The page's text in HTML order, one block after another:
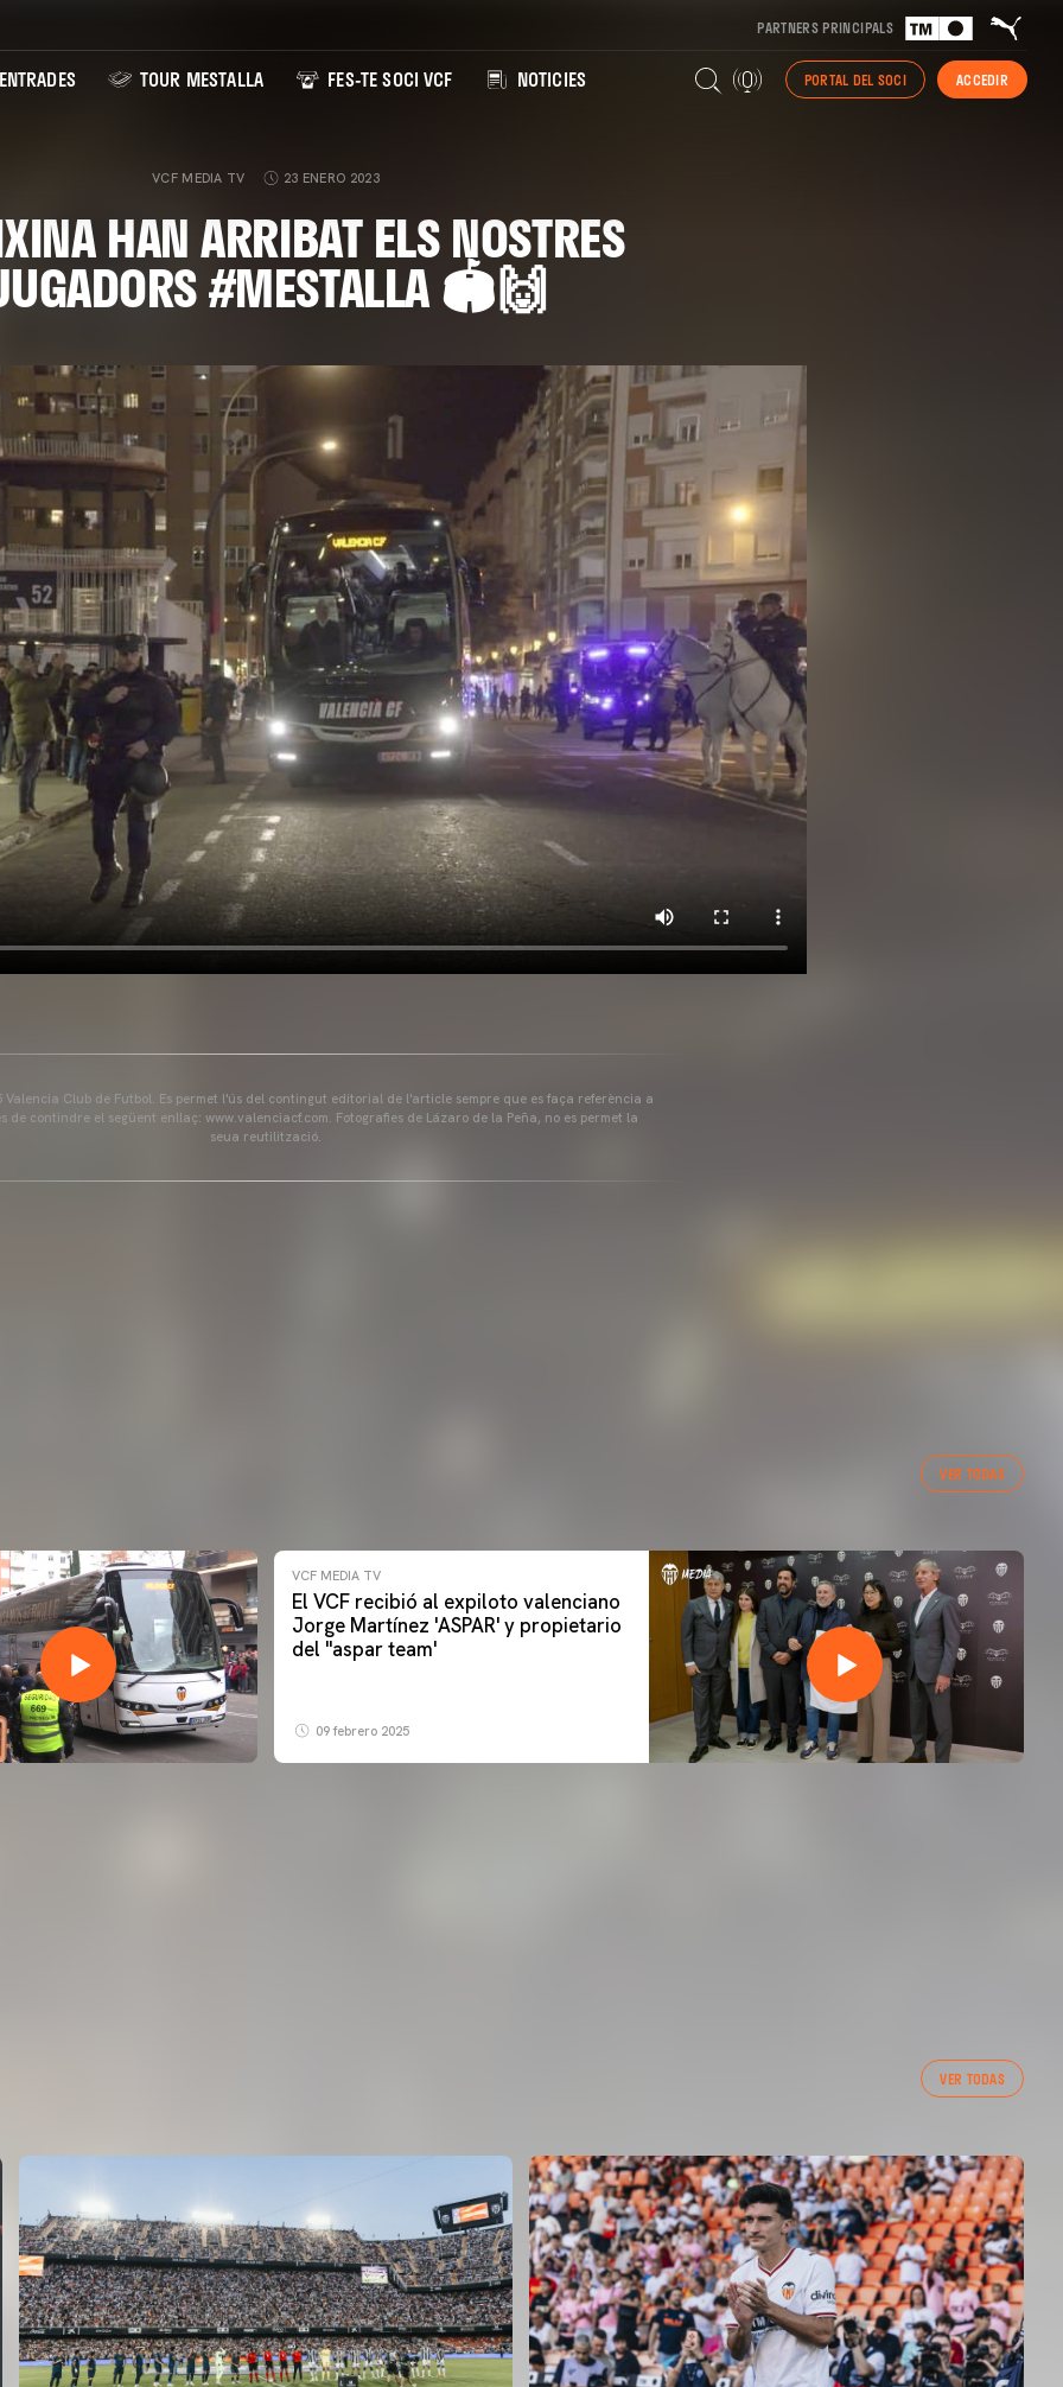
PARTNERS PRINCIPALS
ENTRADES TOUR MESTALLA FES-TE SOCI VCF NOTICIES PORTAL DEL SOCI ACCEDIR
VCF MEDIA TV 23 ENERO 2023
HAN ARRIBAT ELS NOSTRES
#MESTALLA 🏟️🙌
Valencia Club de Futbol. Es permet l'ús del contingut editorial de l'article sempre que es faça referència a
de contindre el següent enllaç: www.valenciacf.com. Fotografies de Lázaro de la Peña, no es permet la
seua reutilització.
VER TODAS
VCF MEDIA TV
El VCF recibió al expiloto valenciano
Jorge Martínez 'ASPAR' y propietario
del ''aspar team'
09 febrero 2025
VER TODAS